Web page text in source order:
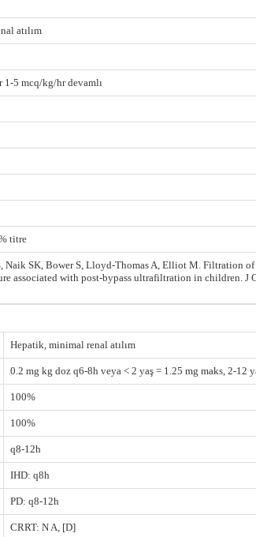
atılım
1-5 mcq/kg/hr devamlı
titre
Naik SK, Bower S, Lloyd-Thomas A, Elliot M. Filtration
associated with post-bypass ultrafiltration in children. J
Hepatik, minimal renal atılım
0.2 mg kg doz q6-8h veya < 2 yaş = 1.25 mg maks, 2-12
100%
100%
q8-12h
IHD: q8h
PD: q8-12h
CRRT: N A, [D]